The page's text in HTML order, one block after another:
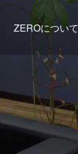
ZEROについて